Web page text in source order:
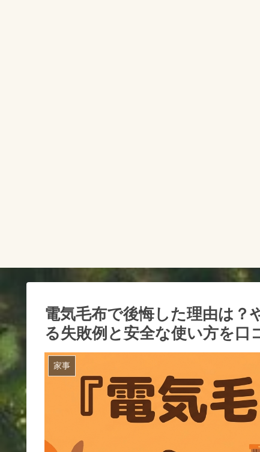
電気毛布で後悔した理由は
る失敗例と安全な使い方を口
家事